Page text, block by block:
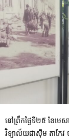
នៅព្រឹកថ្ងៃទី២៥ ខែម
វិទ្យាល័យជាស៊ីម តាកែវ